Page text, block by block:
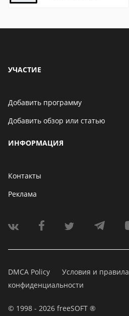
УЧАСТИЕ
Добавить программу
Добавить обзор или статью
ИНФОРМАЦИЯ
Контакты
Реклама
DMCA Policy Условия и правила
конфиденциальности
© 1998 - 2026 freeSOFT ®